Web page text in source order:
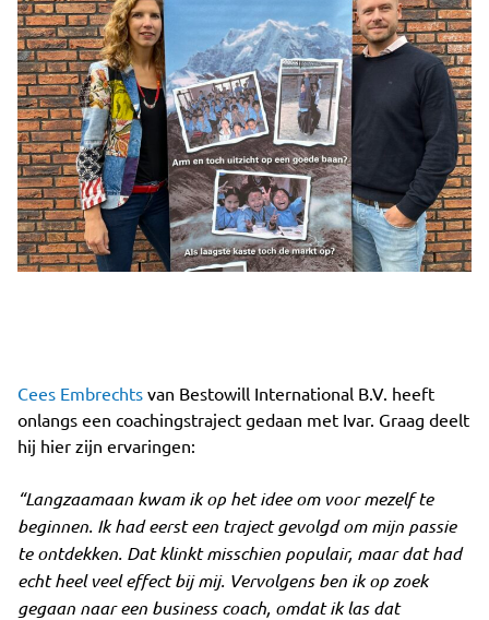
Cees Embrechts van Bestowill International B.V. heeft
onlangs een coachingstraject gedaan met Ivar. Graag deelt
hij hier zijn ervaringen:
“Langzaamaan kwam ik op het idee om voor mezelf te
beginnen. Ik had eerst een traject gevolgd om mijn passie
te ontdekken. Dat klinkt misschien populair, maar dat had
echt heel veel effect bij mij. Vervolgens ben ik op zoek
gegaan naar een business coach, omdat ik las dat